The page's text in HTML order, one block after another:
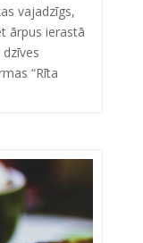
vajadzīgs,
ārpus ierastā
“Rīta